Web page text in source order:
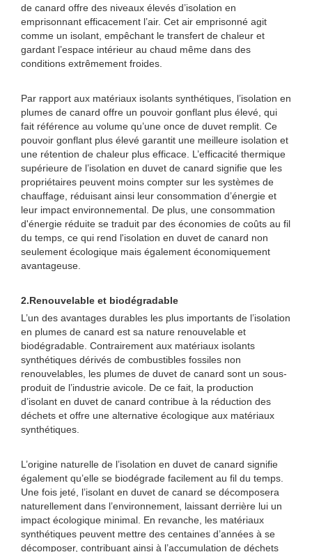
de canard offre des niveaux élevés d’isolation en
emprisonnant efficacement l’air. Cet air emprisonné agit
comme un isolant, empêchant le transfert de chaleur et
gardant l’espace intérieur au chaud même dans des
conditions extrêmement froides.
Par rapport aux matériaux isolants synthétiques, l’isolation en
plumes de canard offre un pouvoir gonflant plus élevé, qui
fait référence au volume qu’une once de duvet remplit. Ce
pouvoir gonflant plus élevé garantit une meilleure isolation et
une rétention de chaleur plus efficace. L’efficacité thermique
supérieure de l’isolation en duvet de canard signifie que les
propriétaires peuvent moins compter sur les systèmes de
chauffage, réduisant ainsi leur consommation d’énergie et
leur impact environnemental. De plus, une consommation
d'énergie réduite se traduit par des économies de coûts au fil
du temps, ce qui rend l'isolation en duvet de canard non
seulement écologique mais également économiquement
avantageuse.
2.Renouvelable et biodégradable
L’un des avantages durables les plus importants de l’isolation
en plumes de canard est sa nature renouvelable et
biodégradable. Contrairement aux matériaux isolants
synthétiques dérivés de combustibles fossiles non
renouvelables, les plumes de duvet de canard sont un sous-
produit de l’industrie avicole. De ce fait, la production
d’isolant en duvet de canard contribue à la réduction des
déchets et offre une alternative écologique aux matériaux
synthétiques.
L’origine naturelle de l’isolation en duvet de canard signifie
également qu’elle se biodégrade facilement au fil du temps.
Une fois jeté, l’isolant en duvet de canard se décomposera
naturellement dans l’environnement, laissant derrière lui un
impact écologique minimal. En revanche, les matériaux
synthétiques peuvent mettre des centaines d’années à se
décomposer, contribuant ainsi à l’accumulation de déchets